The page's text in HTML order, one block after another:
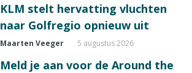
KLM stelt hervatting vluchten
naar Golfregio opnieuw uit
Maarten Veeger 5 augustus 2026
Meld je aan voor de Around the